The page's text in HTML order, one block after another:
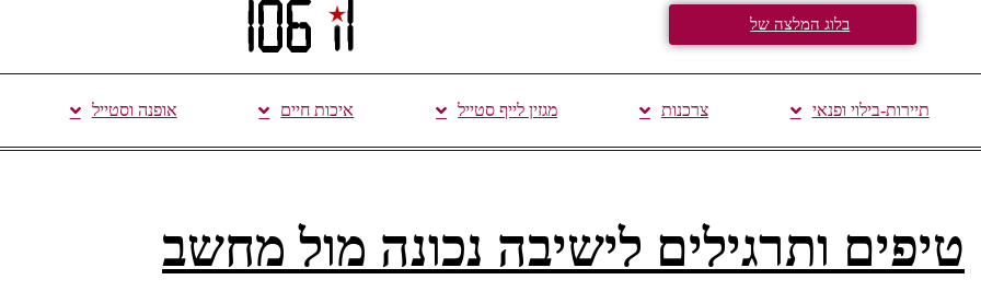
בלוג המלצה של
תיירות-בילוי ופנאי צרכנות מגזין לייף סטייל איכות חיים אופנה וסטייל
טיפים ותרגילים לישיבה נכונה מול מחשב